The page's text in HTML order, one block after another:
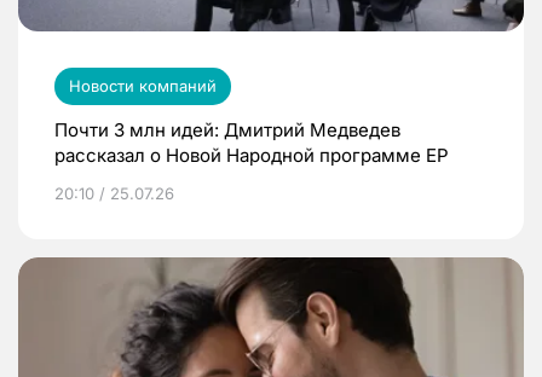
Новости компаний
Почти 3 млн идей: Дмитрий Медведев
рассказал о Новой Народной программе ЕР
20:10 / 25.07.26